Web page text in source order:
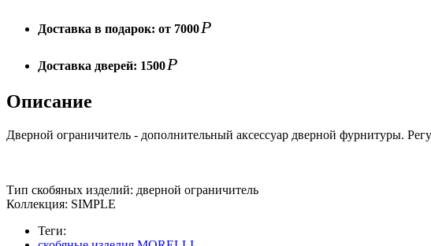
Доставка в подарок: от 7000Р
Доставка дверей: 1500Р
Описание
Дверной ограничитель - дополнительный аксессуар дверной фурнитуры.
Тип скобяных изделий: дверной ограничитель
Коллекция: SIMPLE
Теги: